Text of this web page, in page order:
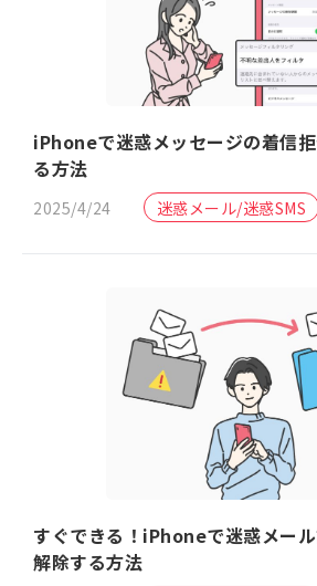
iPhoneで迷惑メッセージの着信
る方法
2025/4/24 迷惑メール/迷惑SMS
すぐできる！iPhoneで迷惑メー
解除する方法